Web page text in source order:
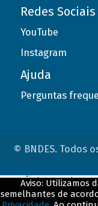
Redes Sociais
YouTube
Instagram
Ajuda
Perguntas
© BNDES. Todos
Aviso: Utilizamos
semelhantes de
ConteÃºdo
${title}${badge}